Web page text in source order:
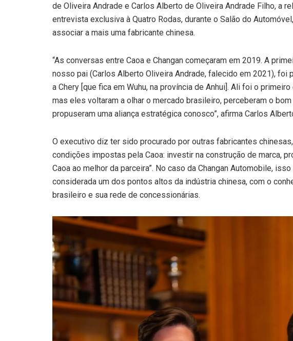
de Oliveira Andrade e Carlos Alberto de Oliveira Andrade Filho, a
entrevista exclusiva à Quatro Rodas, durante o Salão do
associar a mais uma fabricante chinesa.
“As conversas entre Caoa e Changan começaram em 2019. A
nosso pai (Carlos Alberto Oliveira Andrade, falecido em 2021), foi
a Chery [que fica em Wuhu, na província de Anhui]. Ali foi o
mas eles voltaram a olhar o mercado brasileiro, perceberam o
propuseram uma aliança estratégica conosco”, afirma Carlos
O executivo diz ter sido procurado por outras fabricantes
condições impostas pela Caoa: investir na construção de marca,
Caoa ao melhor da parceira”. No caso da Changan Automobile,
considerada um dos pontos altos da indústria chinesa, com o
brasileiro e sua rede de concessionárias.